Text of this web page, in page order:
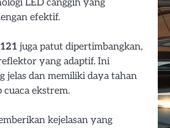
efektif.
juga patut dipertimbangkan,
yang adaptif. Ini
jelas dan memiliki daya tahan
ekstrem.
kejelasan yang